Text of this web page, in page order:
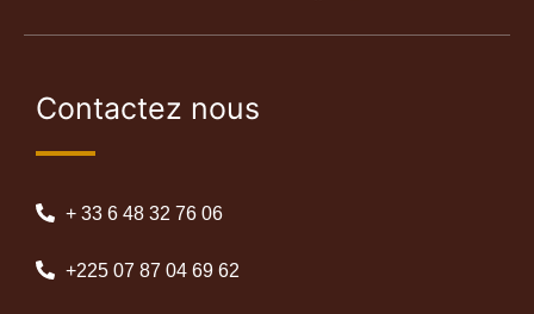
Contactez nous
+ 33 6 48 32 76 06
+225 07 87 04 69 62